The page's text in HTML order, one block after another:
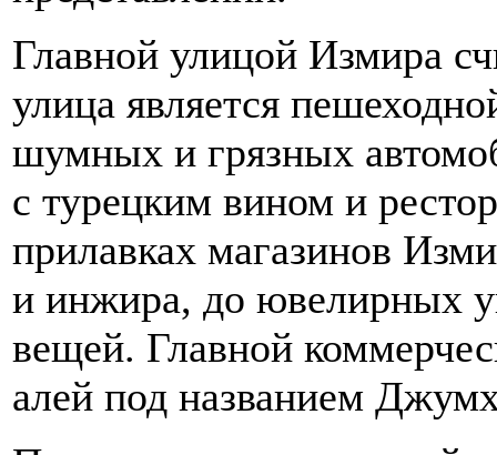
Главной улицой Измира
улица является
шумных и грязных
с турецким вином и
прилавках магазинов
и инжира, до ювелирных
вещей. Главной
алей под названием